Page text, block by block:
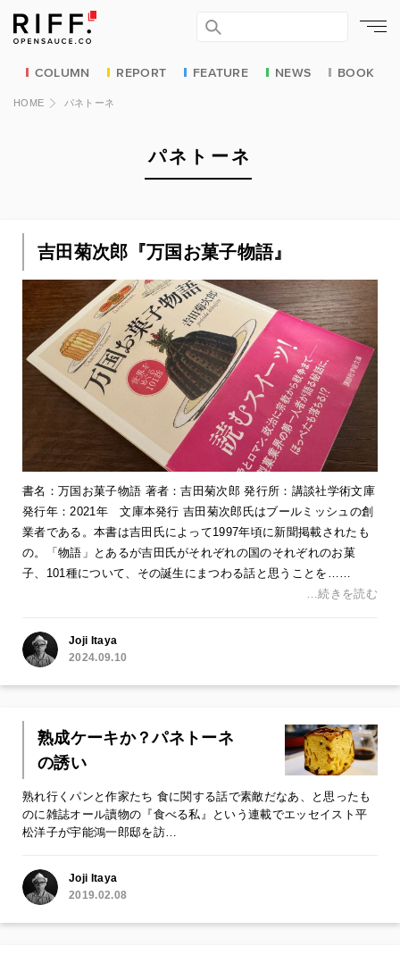
COLUMN REPORT FEATURE NEWS BOOK
HOME パネトーネ
パネトーネ
吉田菊次郎『万国お菓子物語』
書名：万国お菓子物語 著者：吉田菊次郎 発行所：講談社学術文庫
発行年：2021年 文庫本発行 吉田菊次郎氏はブールミッシュの創
業者である。本書は吉田氏によって1997年頃に新聞掲載されたも
の。「物語」とあるが吉田氏がそれぞれの国のそれぞれのお菓
子、101種について、その誕生にまつわる話と思うことを……
…続きを読む
Joji Itaya
2024.09.10
熟成ケーキか？パネトーネ
の誘い
熟れ行くパンと作家たち 食に関する話で素敵だなあ、と思ったも
のに雑誌オール讀物の『食べる私』という連載でエッセイスト平
松洋子が宇能鴻一郎邸を訪…
Joji Itaya
2019.02.08